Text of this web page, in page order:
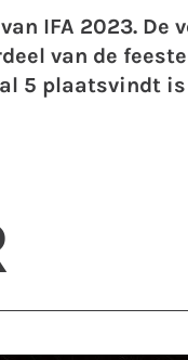
van IFA 2023. De
van de
5 plaatsvindt